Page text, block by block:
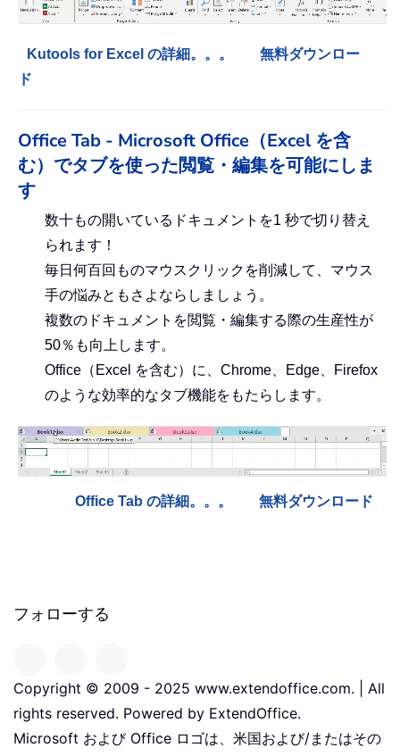
Kutools for Excel の詳細。。。
無料ダウンロー
ド
Office Tab - Microsoft Office（Excel を含
む）でタブを使った閲覧・編集を可能にしま
す
数十もの開いているドキュメントを1 秒で切り替え
られます！
毎日何百回ものマウスクリックを削減して、マウス
手の悩みともさよならしましょう。
複数のドキュメントを閲覧・編集する際の生産性が
50％も向上します。
Office（Excel を含む）に、Chrome、Edge、Firefox
のような効率的なタブ機能をもたらします。
Office Tab の詳細。。。 無料ダウンロード
フォローする
Copyright © 2009 - 2025 www.extendoffice.com. | All
rights reserved. Powered by ExtendOffice.
Microsoft および Office ロゴは、米国および/またはその